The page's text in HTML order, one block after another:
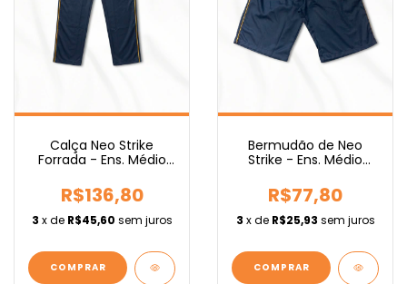
Calça Neo Strike
Forrada - Ens. Médio
R$136,80
3 x de R$45,60 sem juros
COMPRAR
Bermudão de Neo
Strike - Ens. Médio
R$77,80
3 x de R$25,93 sem juros
COMPRAR